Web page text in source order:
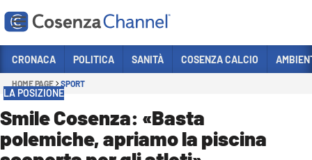
Sezioni
CRONACA
POLITICA
CRONACA POLITICA SANITÀ COSENZA CALCIO
HOME PAGE SPORT
LA POSIZIONE
Smile Cosenza: «Basta
polemiche, apriamo la piscina